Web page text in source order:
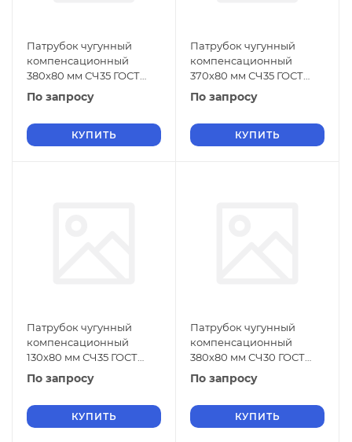
Патрубок чугунный
компенсационный
380х80 мм СЧ35 ГОСТ
6942-98
По запросу
КУПИТЬ
Патрубок чугунный
компенсационный
370х80 мм СЧ35 ГОСТ
6942-98
По запросу
КУПИТЬ
Патрубок чугунный
компенсационный
130х80 мм СЧ35 ГОСТ
6942-98
По запросу
КУПИТЬ
Патрубок чугунный
компенсационный
380х80 мм СЧ30 ГОСТ
6942-98
По запросу
КУПИТЬ